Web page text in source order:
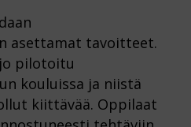
asettamat tavoitteet.
pilotoitu
kouluissa ja niistä
kiittävää. Oppilaat